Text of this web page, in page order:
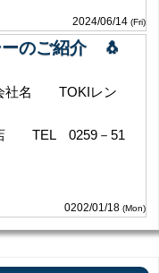
2024/06/14 (Fri)
のご紹介 🐧
TOKIレン
－51
0202/01/18 (Mon)